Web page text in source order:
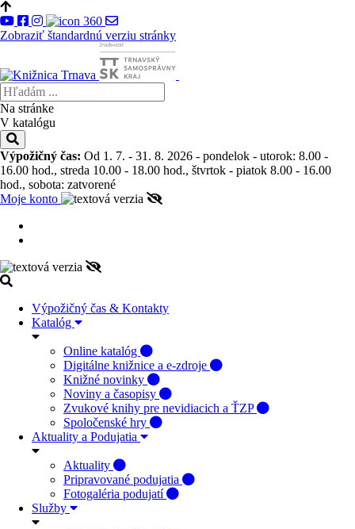
Zobraziť štandardnú verziu stránky
Na stránke
V katalógu
Výpožičný čas: Od 1. 7. - 31. 8. 2026 - pondelok - utorok: 8.00 -
16.00 hod., streda 10.00 - 18.00 hod., štvrtok - piatok 8.00 - 16.00
hod., sobota: zatvorené
Moje konto
Výpožičný čas & Kontakty
Katalóg
Online katalóg
Digitálne knižnice a e-zdroje
Knižné novinky
Noviny a časopisy
Zvukové knihy pre nevidiacich a ŤZP
Spoločenské hry
Aktuality a Podujatia
Aktuality
Pripravované podujatia
Fotogaléria podujatí
Služby